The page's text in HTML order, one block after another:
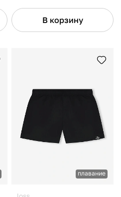
В корзину
плавание